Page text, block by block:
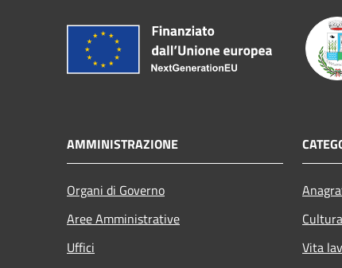
AMMINISTRAZIONE
Organi di Governo
Aree Amministrative
Uffici
Vita